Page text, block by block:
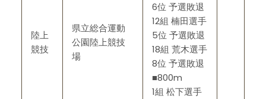
陸上
競技
県立総合運動
公園陸上競技
場
6位 予選敗退
12組 楠田選手
5位 予選敗退
18組 荒木選手
8位 予選敗退
■800m
1組 松下選手